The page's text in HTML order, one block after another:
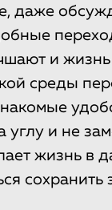
даже
и
среды
и не
жизнь в
сохранить